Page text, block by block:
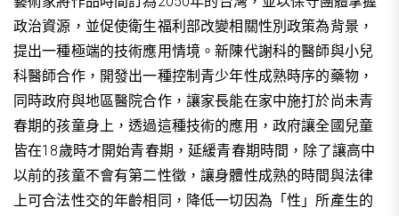
政治資源，並促使衛生福利部改變相關性別政策為背景，
提出一種極端的技術應用情境。新陳代謝科的醫師與小兒
科醫師合作，開發出一種控制青少年性成熟時序的藥物，
同時政府與地區醫院合作，讓家長能在家中施打於尚未青
春期的孩童身上，透過這種技術的應用，政府讓全國兒童
皆在18歲時才開始青春期，延緩青春期時間，除了讓高中
以前的孩童不會有第二性徵，讓身體性成熟的時間與法律
上可合法性交的年齡相同，降低一切因為「性」所產生的